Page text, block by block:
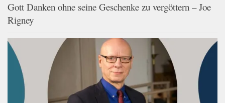
Gott Danken ohne seine Geschenke zu vergöttern – Joe
Rigney